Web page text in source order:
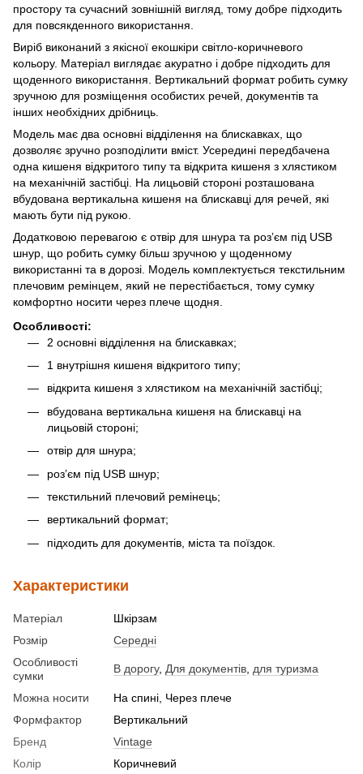
простору та сучасний зовнішній вигляд, тому добре підходить
для повсякденного використання.
Виріб виконаний з якісної екошкіри світло-коричневого
кольору. Матеріал виглядає акуратно і добре підходить для
щоденного використання. Вертикальний формат робить сумку
зручною для розміщення особистих речей, документів та
інших необхідних дрібниць.
Модель має два основні відділення на блискавках, що
дозволяє зручно розподілити вміст. Усередині передбачена
одна кишеня відкритого типу та відкрита кишеня з хлястиком
на механічній застібці. На лицьовій стороні розташована
вбудована вертикальна кишеня на блискавці для речей, які
мають бути під рукою.
Додатковою перевагою є отвір для шнура та розʼєм під USB
шнур, що робить сумку більш зручною у щоденному
використанні та в дорозі. Модель комплектується текстильним
плечовим ремінцем, який не перестібається, тому сумку
комфортно носити через плече щодня.
Особливості:
2 основні відділення на блискавках;
1 внутрішня кишеня відкритого типу;
відкрита кишеня з хлястиком на механічній застібці;
вбудована вертикальна кишеня на блискавці на
лицьовій стороні;
отвір для шнура;
розʼєм під USB шнур;
текстильний плечовий ремінець;
вертикальний формат;
підходить для документів, міста та поїздок.
Характеристики
Матеріал
Шкірзам
Розмір
Середні
Особливості
сумки
В дорогу, Для документів для туризма
Можна носити
На спині, Через плече
Формфактор
Вертикальний
Бренд
Vintage
Колір
Коричневий